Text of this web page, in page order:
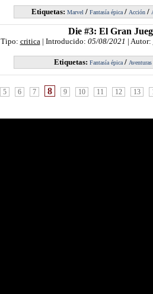
Etiquetas: Marvel/ Fantasía épica/ Acción/
Die #3: El Gran
Tipo: critica| Introducido: 05/08/2021 | Autor:
Etiquetas: Fantasía épica/ Aventuras
5 6 7 8 9 10 11 12 13